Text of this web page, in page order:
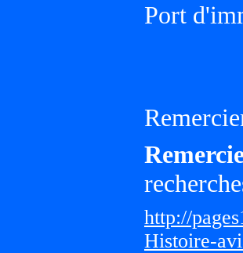
Port
http://
Histoire-